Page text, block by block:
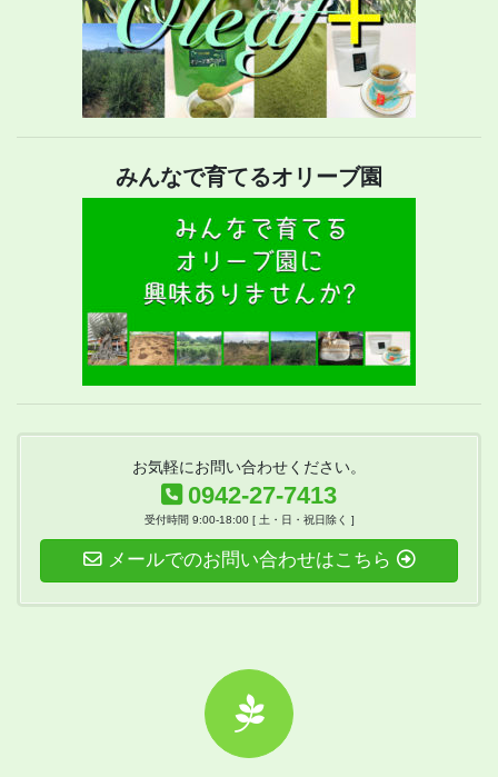
みんなで育てるオリーブ園
お気軽にお問い合わせください。
0942-27-7413
受付時間 9:00-18:00 [ 土・日・祝日除く ]
メールでのお問い合わせはこちら